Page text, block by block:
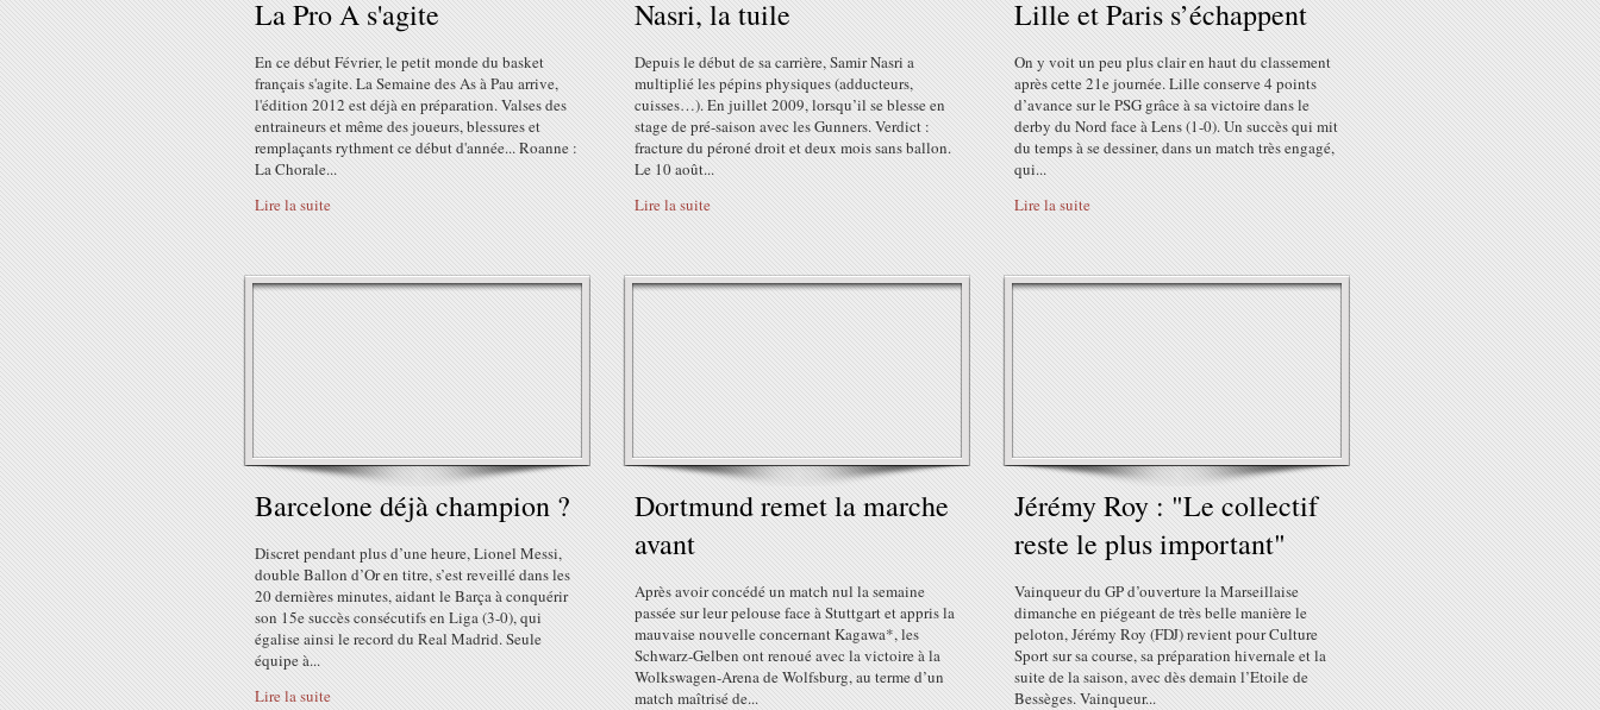
La Pro A s'agite
En ce début Février, le petit monde du basket
français s'agite. La Semaine des As à Pau arrive,
l'édition 2012 est déjà en préparation. Valses des
entraineurs et même des joueurs, blessures et
remplaçants rythment ce début d'année... Roanne :
La Chorale...
Lire la suite
Nasri, la tuile
Depuis le début de sa carrière, Samir Nasri a
multiplié les pépins physiques (adducteurs,
cuisses…). En juillet 2009, lorsqu’il se blesse en
stage de pré-saison avec les Gunners. Verdict :
fracture du péroné droit et deux mois sans ballon.
Le 10 août...
Lire la suite
Lille et Paris s’échappent
On y voit un peu plus clair en haut du classement
après cette 21e journée. Lille conserve 4 points
d’avance sur le PSG grâce à sa victoire dans le
derby du Nord face à Lens (1-0). Un succès qui mit
du temps à se dessiner, dans un match très engagé,
qui...
Lire la suite
Barcelone déjà champion ?
Discret pendant plus d’une heure, Lionel Messi,
double Ballon d’Or en titre, s’est reveillé dans les
20 dernières minutes, aidant le Barça à conquérir
son 15e succès consécutifs en Liga (3-0), qui
égalise ainsi le record du Real Madrid. Seule
équipe à...
Lire la suite
Dortmund remet la marche
avant
Après avoir concédé un match nul la semaine
passée sur leur pelouse face à Stuttgart et appris la
mauvaise nouvelle concernant Kagawa*, les
Schwarz-Gelben ont renoué avec la victoire à la
Wolkswagen-Arena de Wolfsburg, au terme d’un
match maîtrisé de...
Jérémy Roy : "Le collectif
reste le plus important"
Vainqueur du GP d’ouverture la Marseillaise
dimanche en piégeant de très belle manière le
peloton, Jérémy Roy (FDJ) revient pour Culture
Sport sur sa course, sa préparation hivernale et la
suite de la saison, avec dès demain l’Etoile de
Bessèges. Vainqueur...